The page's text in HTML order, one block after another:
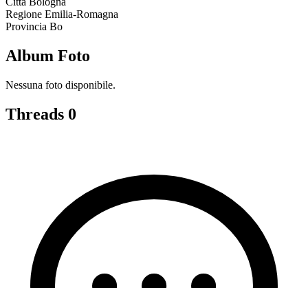
Regione Emilia-Romagna
Provincia Bo
Album Foto
Nessuna foto disponibile.
Threads 0